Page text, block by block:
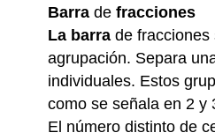
Barra defracciones
La barra de
agrupación. Separa
individuales. Estos
como se señala en 2 y
El número distinto de